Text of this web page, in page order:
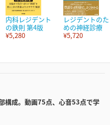
内科レジデント
の鉄則 第4版
¥5,280
レジデントのた
めの神経診療
¥5,720
構成。動画75点、心音53点で学